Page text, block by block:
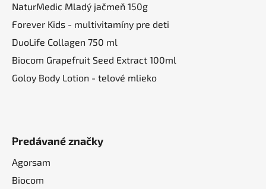
v
ý
p
s
u
NaturMedic Mladý jačmeň 150g
Forever Kids - multivitamíny pre deti
DuoLife Collagen 750 ml
Biocom Grapefruit Seed Extract 100ml
Goloy Body Lotion - telové mlieko
Predávané značky
Agorsam
Biocom